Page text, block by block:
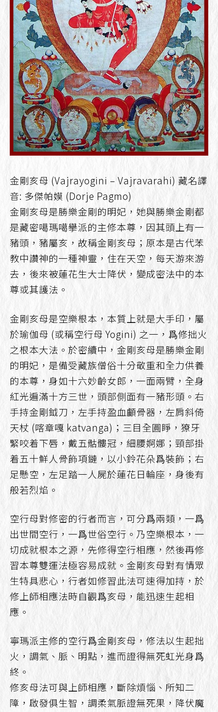
金剛亥母 (Vajrayogini – Vajravarahi) 藏名譯
音: 多傑帕嫫 (Dorje Pagmo)
金剛亥母是勝樂金剛的明妃，她與勝樂金剛都
是藏密噶瑪噶擧派的主修本尊，因其頭上有一
豬頭，豬屬亥，故稱金剛亥母；原本是古代苯
教中讚神的一種神靈，住在天空，每天游來游
去，後來被蓮花生大士降伏，變成密法中的本
尊或其護法。
金剛亥母是空樂根本，本質上就是大手印，屬
於瑜伽母 (或稱空行母 Yogini) 之一，爲修拙火
之根本大法。於密續中，金剛亥母是勝樂金剛
的明妃，是備受藏族僧俗十分敬重和全力供養
的本尊，身如十六妙齡女郎，一面兩臂，全身
紅光遍滿十方三世，頭部側面有一豬形頭。右
手持金剛鉞刀，左手持盈血顱骨器，左肩斜倚
天杖 (喀章嘎 katvanga)；三目全圓睜，獠牙
緊咬着下唇，戴五骷髏冠，細腰婀娜；頸部掛
着五十鮮人骨飾項鏈，以小鈴花朵爲裝飾；右
足懸空，左足踏一人屍於蓮花日輪座，身後有
般若烈焰。
空行母對修密的行者而言，可分爲兩類，一爲
出世間空行，一爲世俗空行。乃空樂根本，一
切成就根本之源，先修得空行相應，然後再修
習本尊雙運法極容易成就。金剛亥母對有情眾
生特具悲心，行者如修習此法可速得加持，於
修上師相應法時自觀爲亥母，能迅速生起相
應。
寧瑪派主修的空行爲金剛亥母，修法以生起拙
火，調氣、脈、明點，進而證得無死虹光身爲
終。
修亥母法可與上師相應，斷除煩惱、所知二
障，啟發俱生智，調柔氣脈證無死果，降伏魔